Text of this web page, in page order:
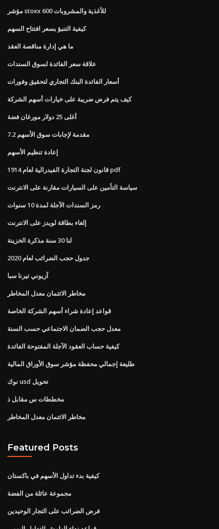
مؤشر stoxx 600 للأغذية والمشروبات
كيفية التنبؤ بسعر افتتاح السهم
ما هي إدارة مناقصة العقد
علاقة سعر الفائدة لسوق السندات
أسعار الفائدة البنك التجاري لتحقيق وفورات
كيف يتم فرض ضريبة على خيارات أسهم الشركة
أغلى 25 دولار مورغان فضة
7.2 مقدمة لإجابات سوق الأسهم
إعادة تنظيم الأسهم
قانون لجنة التجارة الفيدرالية لعام 1914 pdf
سياسة التأمين على السيارات مقارنة على الانترنت
رمز السندات الآجلة لمدة 10 سنوات
إلغاء بطاقة لويدز على الانترنت
لنا 30 سنة مذكرة الخزينة
جدول حجب الضرائب لعام 2020
آزيوني تيرنا سبا
مخاطر الائتمان معدل المخاطر
قواعد إعادة شراء أسهم الشركة الخاصة
معدل حجب الضمان الاجتماعي حسب السنة
كيفية حساب العقود الآجلة المفتوحة الفائدة
طليعة إجمالي محفظة مؤشر سوق الأوراق المالية
نوك usd تحويل
مخططات س مقابل ذ
مخاطر الائتمان معدل المخاطر
Featured Posts
كيفية بدء تداول الأسهم في باكستان
مجموعة عائلة من الفضة
فرض الضرائب على التجار الوحيدين